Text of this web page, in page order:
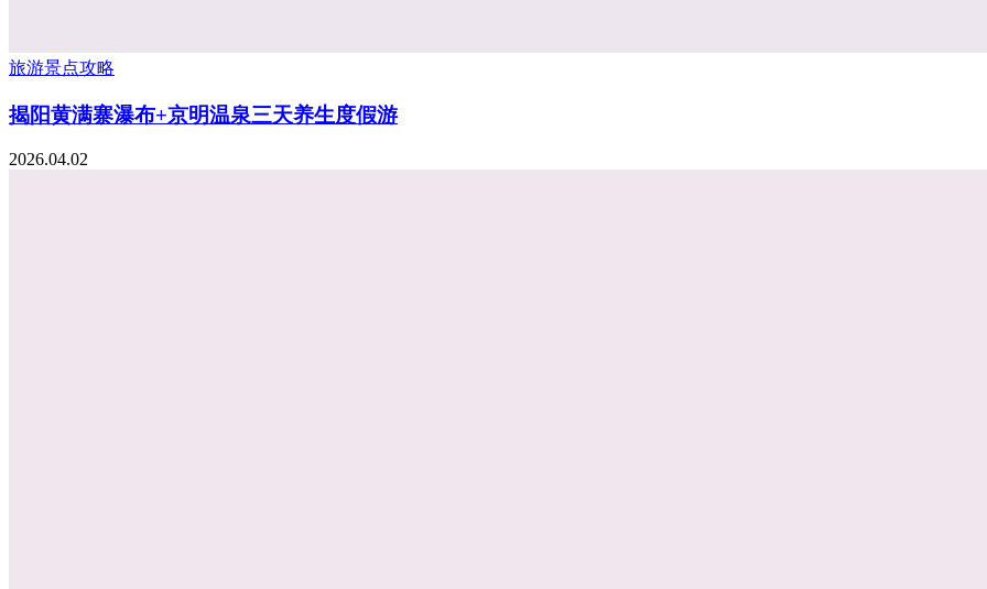
旅游景点攻略
揭阳黄满寨瀑布+京明温泉三天养生度假游
2026.04.02